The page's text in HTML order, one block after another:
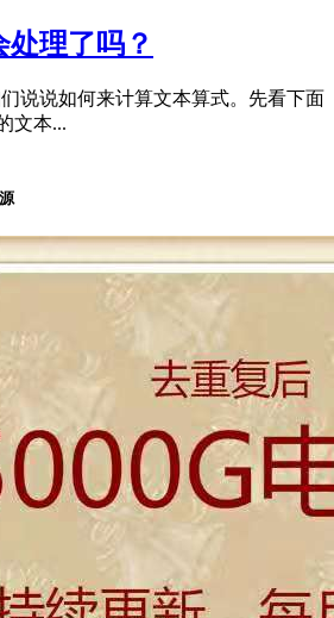
理了吗？
说说如何来计算文本算式。先看下面
文本...